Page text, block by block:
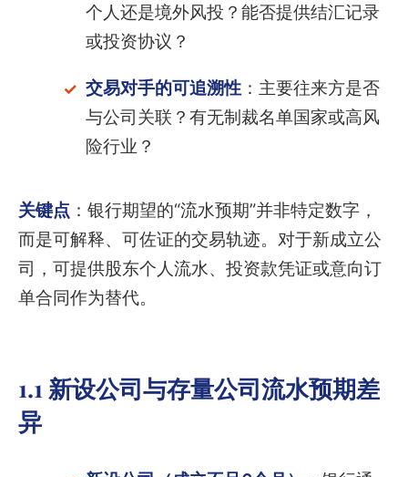
个人还是境外风投？能否提供结汇记录
或投资协议？
交易对手的可追溯性：主要往来方是否
与公司关联？有无制裁名单国家或高风
险行业？
关键点 ：银行期望的“流水预期”并非特定数字，
而是可解释、可佐证的交易轨迹。对于新成立公
司，可提供股东个人流水、投资款凭证或意向订
单合同作为替代。
1.1 新设公司与存量公司流水预期差
异